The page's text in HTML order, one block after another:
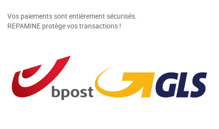
Vos paiements sont entièrement sécurisés.
REPAMINE protège vos transactions !